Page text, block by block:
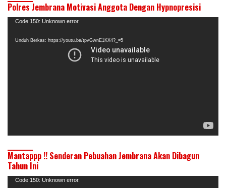
Polres Jembrana Motivasi Anggota Dengan Hypnopresisi
Pemutar
Code 150: Unknown error.
Unduh Berkas: https://youtu.be/tpvGwnE1KX4?_=5
Mantappp !! Senderan Pebuahan Jembrana Akan Dibagun
Tahun Ini
Pemutar
Code 150: Unknown error.